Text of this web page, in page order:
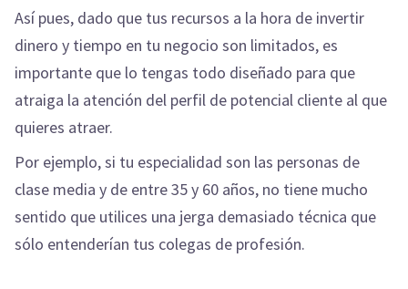
Así pues, dado que tus recursos a la hora de invertir
dinero y tiempo en tu negocio son limitados, es
importante que lo tengas todo diseñado para que
atraiga la atención del perfil de potencial cliente al que
quieres atraer.
Por ejemplo, si tu especialidad son las personas de
clase media y de entre 35 y 60 años, no tiene mucho
sentido que utilices una jerga demasiado técnica que
sólo entenderían tus colegas de profesión.